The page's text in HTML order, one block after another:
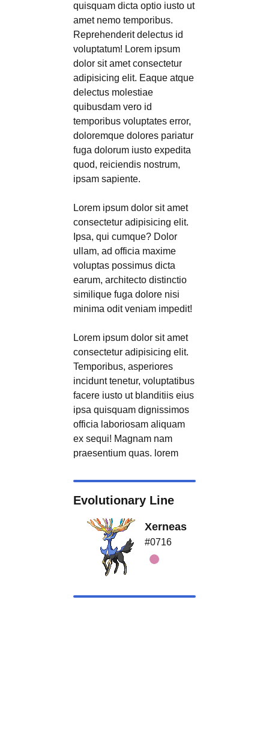
quisquam dicta optio iusto ut
amet nemo temporibus.
Reprehenderit delectus id
voluptatum! Lorem ipsum
dolor sit amet consectetur
adipisicing elit. Eaque atque
delectus molestiae
quibusdam vero id
temporibus voluptates error,
doloremque dolores pariatur
fuga dolorum iusto expedita
quod, reiciendis nostrum,
ipsam sapiente.
Lorem ipsum dolor sit amet
consectetur adipisicing elit.
Ipsa, qui cumque? Dolor
ullam, ad officia maxime
voluptas possimus dicta
earum, architecto distinctio
similique fuga dolore nisi
minima odit veniam impedit!
Lorem ipsum dolor sit amet
consectetur adipisicing elit.
Temporibus, asperiores
incidunt tenetur, voluptatibus
facere iusto ut blanditiis eius
ipsa quisquam dignissimos
officia laboriosam aliquam
ex sequi! Magnam nam
praesentium quas. lorem
Evolutionary Line
Xerneas
#0716